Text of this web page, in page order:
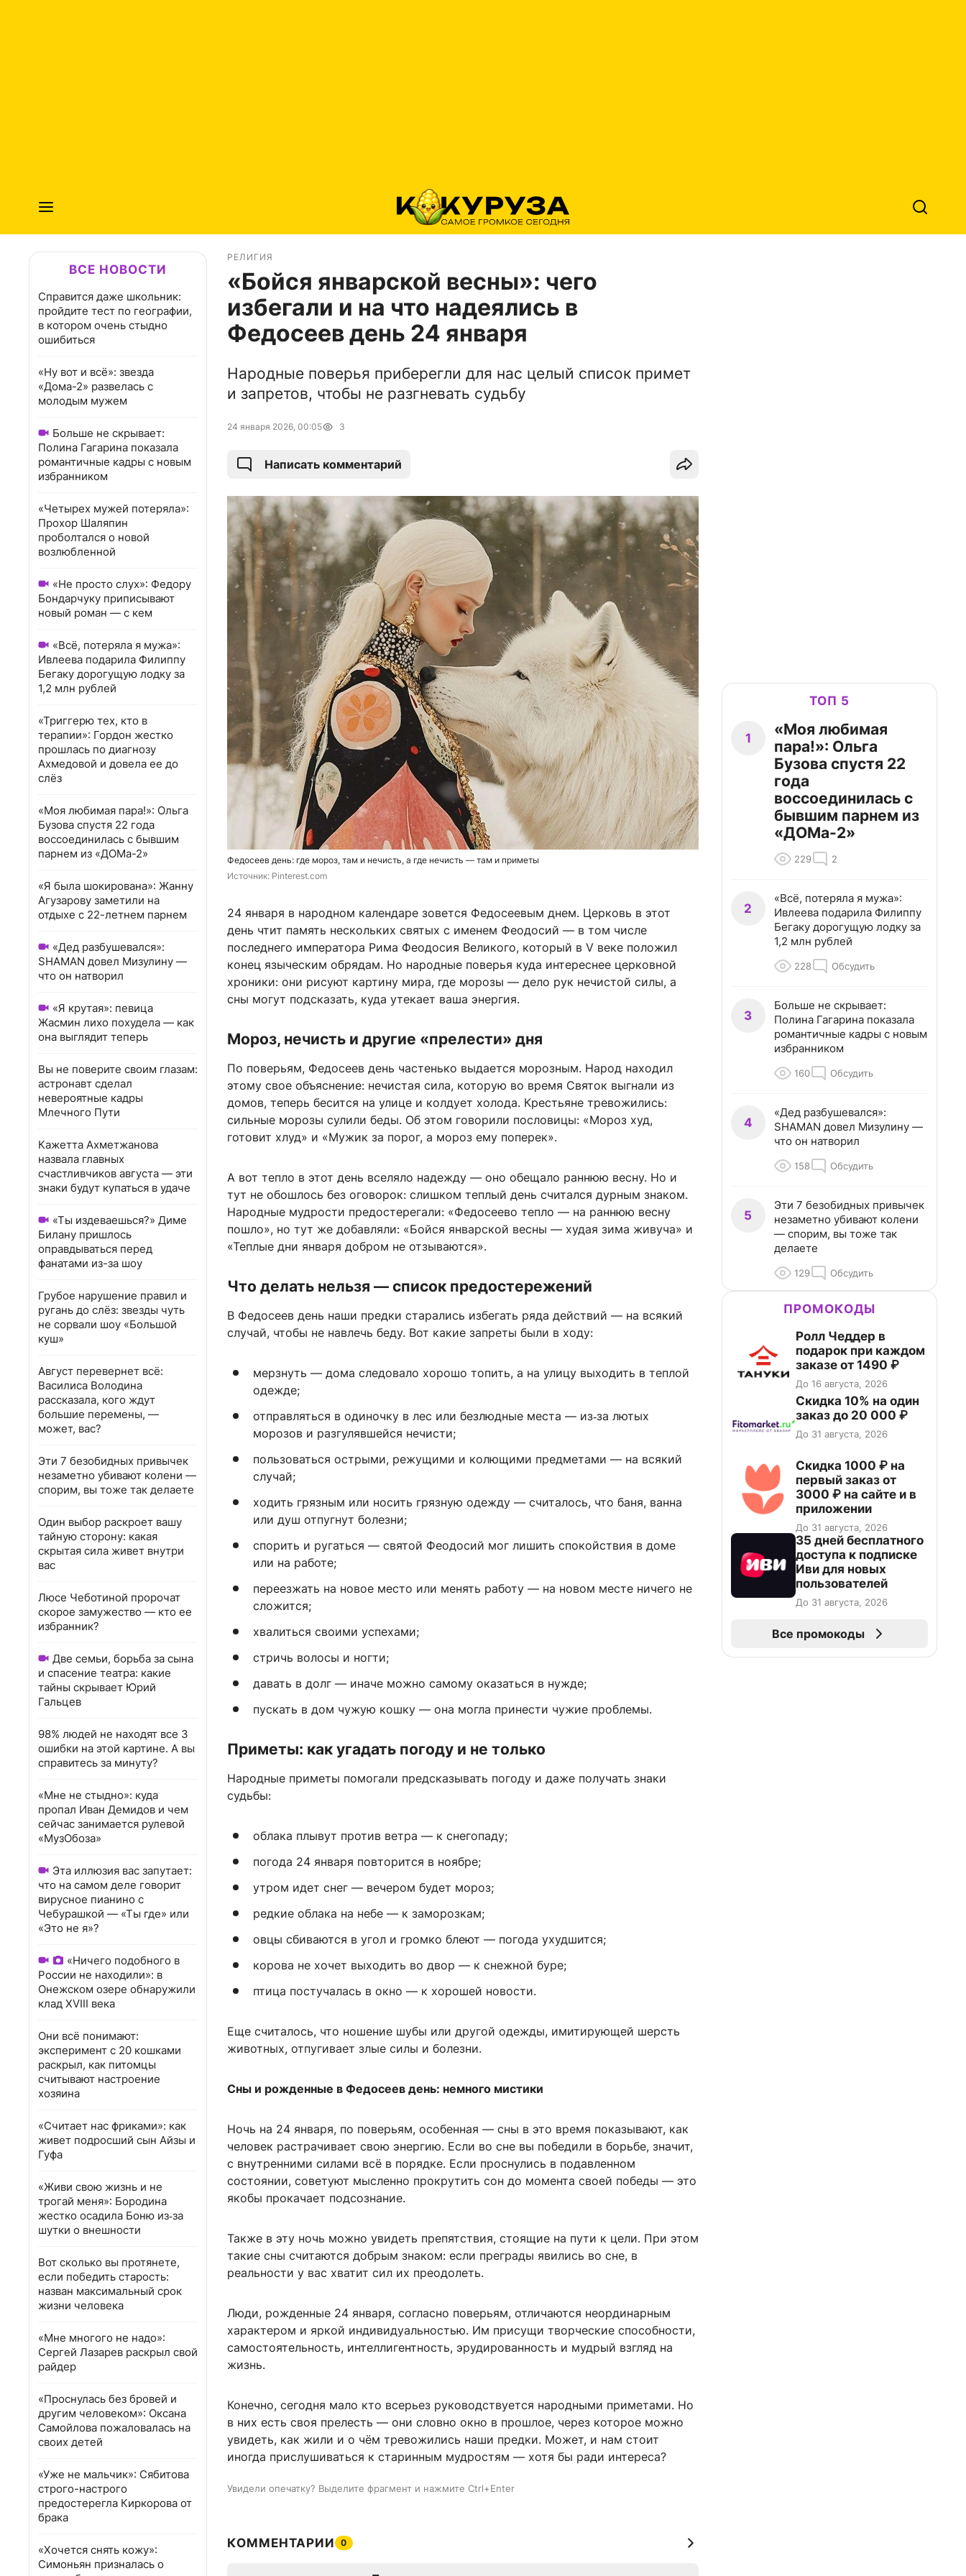
ВСЕ НОВОСТИ
Справится даже школьник:
пройдите тест по географии,
в котором очень стыдно
ошибиться
«Ну вот и всё»: звезда
«Дома-2» развелась с
молодым мужем
Больше не скрывает:
Полина Гагарина показала
романтичные кадры с новым
избранником
«Четырех мужей потеряла»:
Прохор Шаляпин
проболтался о новой
возлюбленной
«Не просто слух»: Федору
Бондарчуку приписывают
новый роман — с кем
«Всё, потеряла я мужа»:
Ивлеева подарила Филиппу
Бегаку дорогущую лодку за
1,2 млн рублей
«Триггерю тех, кто в
терапии»: Гордон жестко
прошлась по диагнозу
Ахмедовой и довела ее до
слёз
«Моя любимая пара!»: Ольга
Бузова спустя 22 года
воссоединилась с бывшим
парнем из «ДОМа-2»
«Я была шокирована»: Жанну
Агузарову заметили на
отдыхе с 22-летнем парнем
«Дед разбушевался»:
SHAMAN довел Мизулину —
что он натворил
«Я крутая»: певица
Жасмин лихо похудела — как
она выглядит теперь
Вы не поверите своим глазам:
астронавт сделал
невероятные кадры
Млечного Пути
Кажетта Ахметжанова
назвала главных
счастливчиков августа — эти
знаки будут купаться в удаче
«Ты издеваешься?» Диме
Билану пришлось
оправдываться перед
фанатами из-за шоу
Грубое нарушение правил и
ругань до слёз: звезды чуть
не сорвали шоу «Большой
куш»
Август перевернет всё:
Василиса Володина
рассказала, кого ждут
большие перемены, —
может, вас?
Эти 7 безобидных привычек
незаметно убивают колени —
спорим, вы тоже так делаете
Один выбор раскроет вашу
тайную сторону: какая
скрытая сила живет внутри
вас
Люсе Чеботиной пророчат
скорое замужество — кто ее
избранник?
Две семьи, борьба за сына
и спасение театра: какие
тайны скрывает Юрий
Гальцев
98% людей не находят все 3
ошибки на этой картине. А вы
справитесь за минуту?
«Мне не стыдно»: куда
пропал Иван Демидов и чем
сейчас занимается рулевой
«МузОбоза»
Эта иллюзия вас запутает:
что на самом деле говорит
вирусное пианино с
Чебурашкой — «Ты где» или
«Это не я»?
«Ничего подобного в
России не находили»: в
Онежском озере обнаружили
клад XVIII века
Они всё понимают:
эксперимент с 20 кошками
раскрыл, как питомцы
считывают настроение
хозяина
«Считает нас фриками»: как
живет подросший сын Айзы и
Гуфа
«Живи свою жизнь и не
трогай меня»: Бородина
жестко осадила Боню из‑за
шутки о внешности
Вот сколько вы протянете,
если победить старость:
назван максимальный срок
жизни человека
«Мне многого не надо»:
Сергей Лазарев раскрыл свой
райдер
«Проснулась без бровей и
другим человеком»: Оксана
Самойлова пожаловалась на
своих детей
«Уже не мальчик»: Сябитова
строго-настрого
предостерегла Киркорова от
брака
«Хочется снять кожу»:
Симоньян призналась о
РЕЛИГИЯ
«Бойся январской весны»: чего
избегали и на что надеялись в
Федосеев день 24 января
Народные поверья приберегли для нас целый список примет
и запретов, чтобы не разгневать судьбу
24 января 2026, 00:05 3
Написать комментарий
Федосеев день: где мороз, там и нечисть, а где нечисть — там и приметы
Источник: Pinterest.com
24 января в народном календаре зовется Федосеевым днем. Церковь в этот
день чтит память нескольких святых с именем Феодосий — в том числе
последнего императора Рима Феодосия Великого, который в V веке положил
конец языческим обрядам. Но народные поверья куда интереснее церковной
хроники: они рисуют картину мира, где морозы — дело рук нечистой силы, а
сны могут подсказать, куда утекает ваша энергия.
Мороз, нечисть и другие «прелести» дня
По поверьям, Федосеев день частенько выдается морозным. Народ находил
этому свое объяснение: нечистая сила, которую во время Святок выгнали из
домов, теперь бесится на улице и колдует холода. Крестьяне тревожились:
сильные морозы сулили беды. Об этом говорили пословицы: «Мороз худ,
готовит хлуд» и «Мужик за порог, а мороз ему поперек».
А вот тепло в этот день вселяло надежду — оно обещало раннюю весну. Но и
тут не обошлось без оговорок: слишком теплый день считался дурным знаком.
Народные мудрости предостерегали: «Федосеево тепло — на раннюю весну
пошло», но тут же добавляли: «Бойся январской весны — худая зима живуча» и
«Теплые дни января добром не отзываются».
Что делать нельзя — список предостережений
В Федосеев день наши предки старались избегать ряда действий — на всякий
случай, чтобы не навлечь беду. Вот какие запреты были в ходу:
мерзнуть — дома следовало хорошо топить, а на улицу выходить в теплой
одежде;
отправляться в одиночку в лес или безлюдные места — из‑за лютых
морозов и разгулявшейся нечисти;
пользоваться острыми, режущими и колющими предметами — на всякий
случай;
ходить грязным или носить грязную одежду — считалось, что баня, ванна
или душ отпугнут болезни;
спорить и ругаться — святой Феодосий мог лишить спокойствия в доме
или на работе;
переезжать на новое место или менять работу — на новом месте ничего не
сложится;
хвалиться своими успехами;
стричь волосы и ногти;
давать в долг — иначе можно самому оказаться в нужде;
пускать в дом чужую кошку — она могла принести чужие проблемы.
Приметы: как угадать погоду и не только
Народные приметы помогали предсказывать погоду и даже получать знаки
судьбы:
облака плывут против ветра — к снегопаду;
погода 24 января повторится в ноябре;
утром идет снег — вечером будет мороз;
редкие облака на небе — к заморозкам;
овцы сбиваются в угол и громко блеют — погода ухудшится;
корова не хочет выходить во двор — к снежной буре;
птица постучалась в окно — к хорошей новости.
Еще считалось, что ношение шубы или другой одежды, имитирующей шерсть
животных, отпугивает злые силы и болезни.
Сны и рожденные в Федосеев день: немного мистики
Ночь на 24 января, по поверьям, особенная — сны в это время показывают, как
человек растрачивает свою энергию. Если во сне вы победили в борьбе, значит,
с внутренними силами всё в порядке. Если проснулись в подавленном
состоянии, советуют мысленно прокрутить сон до момента своей победы — это
якобы прокачает подсознание.
Также в эту ночь можно увидеть препятствия, стоящие на пути к цели. При этом
такие сны считаются добрым знаком: если преграды явились во сне, в
реальности у вас хватит сил их преодолеть.
Люди, рожденные 24 января, согласно поверьям, отличаются неординарным
характером и яркой индивидуальностью. Им присущи творческие способности,
самостоятельность, интеллигентность, эрудированность и мудрый взгляд на
жизнь.
Конечно, сегодня мало кто всерьез руководствуется народными приметами. Но
в них есть своя прелесть — они словно окно в прошлое, через которое можно
увидеть, как жили и о чём тревожились наши предки. Может, и нам стоит
иногда прислушиваться к старинным мудростям — хотя бы ради интереса?
Увидели опечатку? Выделите фрагмент и нажмите Ctrl+Enter
КОММЕНТАРИИ 0
ТОП 5
1
«Моя любимая
пара!»: Ольга
Бузова спустя 22
года
воссоединилась с
бывшим парнем из
«ДОМа-2»
229 2
2
«Всё, потеряла я мужа»:
Ивлеева подарила Филиппу
Бегаку дорогущую лодку за
1,2 млн рублей
228 Обсудить
3
Больше не скрывает:
Полина Гагарина показала
романтичные кадры с новым
избранником
160 Обсудить
4
«Дед разбушевался»:
SHAMAN довел Мизулину —
что он натворил
158 Обсудить
5
Эти 7 безобидных привычек
незаметно убивают колени
— спорим, вы тоже так
делаете
129 Обсудить
ПРОМОКОДЫ
Ролл Чеддер в
подарок при каждом
заказе от 1490 ₽
До 16 августа, 2026
Скидка 10% на один
заказ до 20 000 ₽
До 31 августа, 2026
Скидка 1000 ₽ на
первый заказ от
3000 ₽ на сайте и в
приложении
До 31 августа, 2026
35 дней бесплатного
доступа к подписке
Иви для новых
пользователей
До 31 августа, 2026
Все промокоды